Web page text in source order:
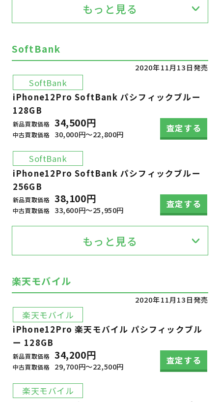
もっと見る
SoftBank
2020年11月13日発売
SoftBank
iPhone12Pro SoftBank パシフィックブルー
128GB
新品買取価格 34,500円
中古買取価格 30,000円～22,800円
査定する
SoftBank
iPhone12Pro SoftBank パシフィックブルー
256GB
新品買取価格 38,100円
中古買取価格 33,600円～25,950円
査定する
もっと見る
楽天モバイル
2020年11月13日発売
楽天モバイル
iPhone12Pro 楽天モバイル パシフィックブル
ー 128GB
新品買取価格 34,200円
中古買取価格 29,700円～22,500円
査定する
楽天モバイル